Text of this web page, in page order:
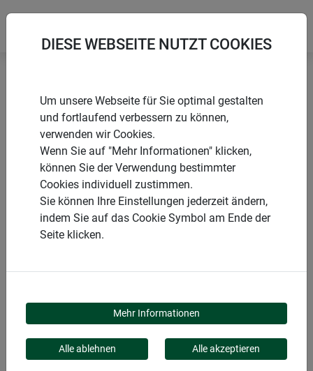
Startseite Nistkästen Nistkasten Loggia
PRODUKTE
NISTKASTEN LOGGIA
DIESE WEBSEITE NUTZT COOKIES
Um unsere Webseite für Sie optimal gestalten
und fortlaufend verbessern zu können,
verwenden wir Cookies.
Wenn Sie auf "Mehr Informationen" klicken,
können Sie der Verwendung bestimmter
Cookies individuell zustimmen.
Sie können Ihre Einstellungen jederzeit ändern,
indem Sie auf das Cookie Symbol am Ende der
Seite klicken.
Mehr Informationen
Alle ablehnen Alle akzeptieren